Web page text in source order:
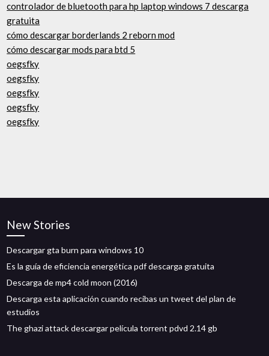
controlador de bluetooth para hp laptop windows 7 descarga
gratuita
cómo descargar borderlands 2 reborn mod
cómo descargar mods para btd 5
oegsfky
oegsfky
oegsfky
oegsfky
oegsfky
New Stories
Descargar gta burn para windows 10
Es la guía de eficiencia energética pdf descarga gratuita
Descarga de mp4 cold moon (2016)
Descarga esta aplicación cuando recibas un tweet del plan de
estudios
The ghazi attack descargar película torrent pdvd 2.14 gb